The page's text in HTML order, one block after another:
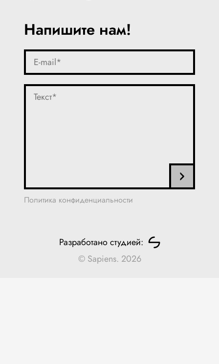
Напишите нам!
Политика конфиденциальности
Разработано студией:
© Sapiens. 2026